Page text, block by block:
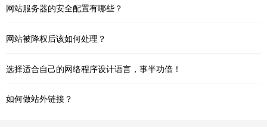
网站服务器的安全配置有哪些？
网站被降权后该如何处理？
选择适合自己的网络程序设计语言，事半功倍！
如何做站外链接？